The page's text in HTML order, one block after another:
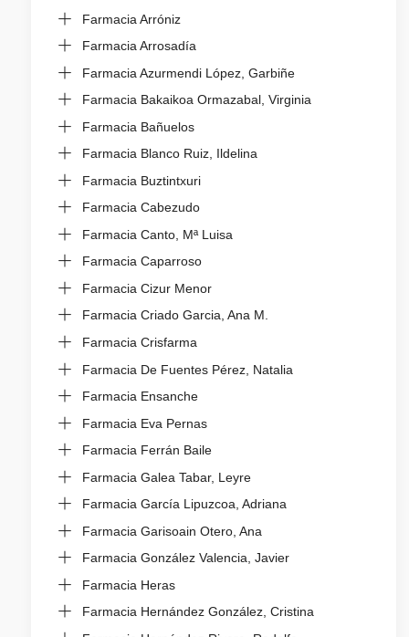
Farmacia Arróniz
Farmacia Arrosadía
Farmacia Azurmendi López, Garbiñe
Farmacia Bakaikoa Ormazabal, Virginia
Farmacia Bañuelos
Farmacia Blanco Ruiz, Ildelina
Farmacia Buztintxuri
Farmacia Cabezudo
Farmacia Canto, Mª Luisa
Farmacia Caparroso
Farmacia Cizur Menor
Farmacia Criado Garcia, Ana M.
Farmacia Crisfarma
Farmacia De Fuentes Pérez, Natalia
Farmacia Ensanche
Farmacia Eva Pernas
Farmacia Ferrán Baile
Farmacia Galea Tabar, Leyre
Farmacia García Lipuzcoa, Adriana
Farmacia Garisoain Otero, Ana
Farmacia González Valencia, Javier
Farmacia Heras
Farmacia Hernández González, Cristina